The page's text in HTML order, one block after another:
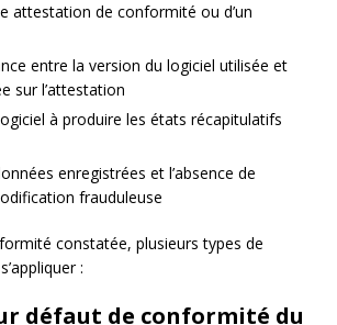
attestation de conformité ou d’un
entre la version du logiciel utilisée et
sur l’attestation
à produire les états récapitulatifs
enregistrées et l’absence de
frauduleuse
constatée, plusieurs types de
:
défaut de conformité du